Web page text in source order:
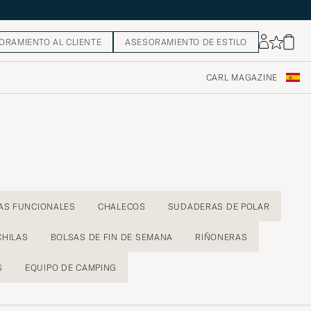
AL CLIENTE ASESORAMIENTO DE ESTILO
CARL MAGAZINE
FUNCIONALES CHALECOS SUDADERAS DE POLAR
BOLSAS DE FIN DE SEMANA RIÑONERAS
EQUIPO DE CAMPING